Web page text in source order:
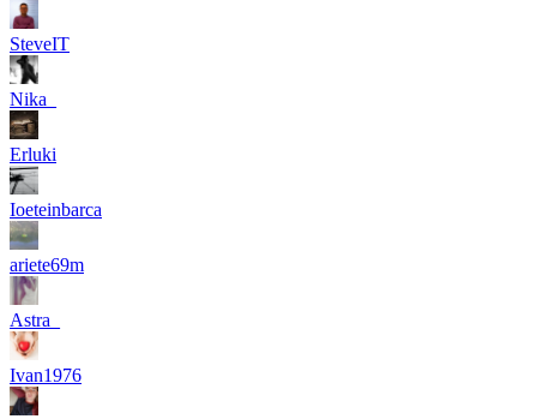
SteveIT
Nika_
Erluki
Ioeteinbarca
ariete69m
Astra_
Ivan1976